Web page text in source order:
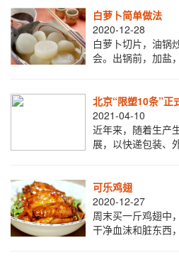
白萝卜简单做法
2020-12-28
白萝卜切片，油锅
会。出锅前，加盐
北京“限塑10条”正
“减塑”
2021-04-10
近年来，随着生产
展，以快递包装、
北
可乐鸡翅
2020-12-27
周末买一斤鸡翅中
干净血沫和脏东西